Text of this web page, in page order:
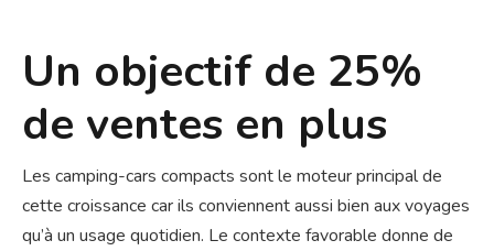
Un objectif de 25%
de ventes en plus
Les camping-cars compacts sont le moteur principal de
cette croissance car ils conviennent aussi bien aux voyages
qu’à un usage quotidien. Le contexte favorable donne de